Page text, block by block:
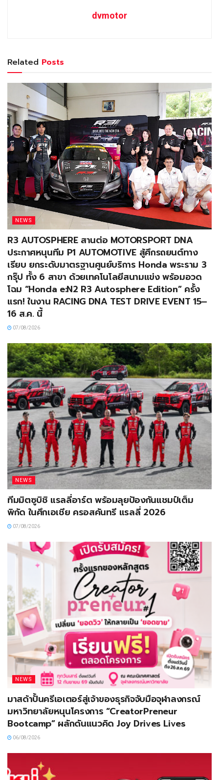
dvmotor
Related Posts
NEWS
R3 AUTOSPHERE สานต่อ MOTORSPORT DNA
ประกาศหนุนทีม P1 AUTOMOTIVE สู้ศึกรถยนต์ทาง
เรียบ ยกระดับมาตรฐานศูนย์บริการ Honda พระราม 3
กรุ๊ป ทั้ง 6 สาขา ด้วยเทคโนโลยีสนามแข่ง พร้อมอวด
โฉม “Honda e:N2 R3 Autosphere Edition” ครั้ง
แรก! ในงาน RACING DNA TEST DRIVE EVENT 15–
16 ส.ค. นี้
07/08/2026
NEWS
ทีมมิตซูบิชิ แรลลี่อาร์ต พร้อมลุยป้องกันแชมป์เต็ม
พิกัด ในศึกเอเชีย ครอสคันทรี แรลลี่ 2026
07/08/2026
NEWS
มาสด้าปั้นครีเอเตอร์สู่เจ้าของธุรกิจจับมือจุฬาลงกรณ์
มหาวิทยาลัยหนุนโครงการ “CreatorPreneur
Bootcamp” ผลักดันแนวคิด Joy Drives Lives
06/08/2026